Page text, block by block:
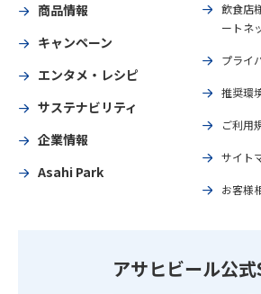
商品情報
キャンペーン
エンタメ・レシピ
サステナビリティ
企業情報
Asahi Park
飲食店
ートネ
プライ
推奨環
ご利用
サイト
お客様
アサヒビール公式